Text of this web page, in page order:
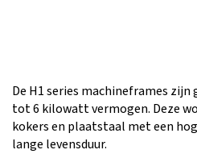
De H1 series machineframes
tot 6 kilowatt vermogen. Deze
kokers en plaatstaal met een
lange levensduur.